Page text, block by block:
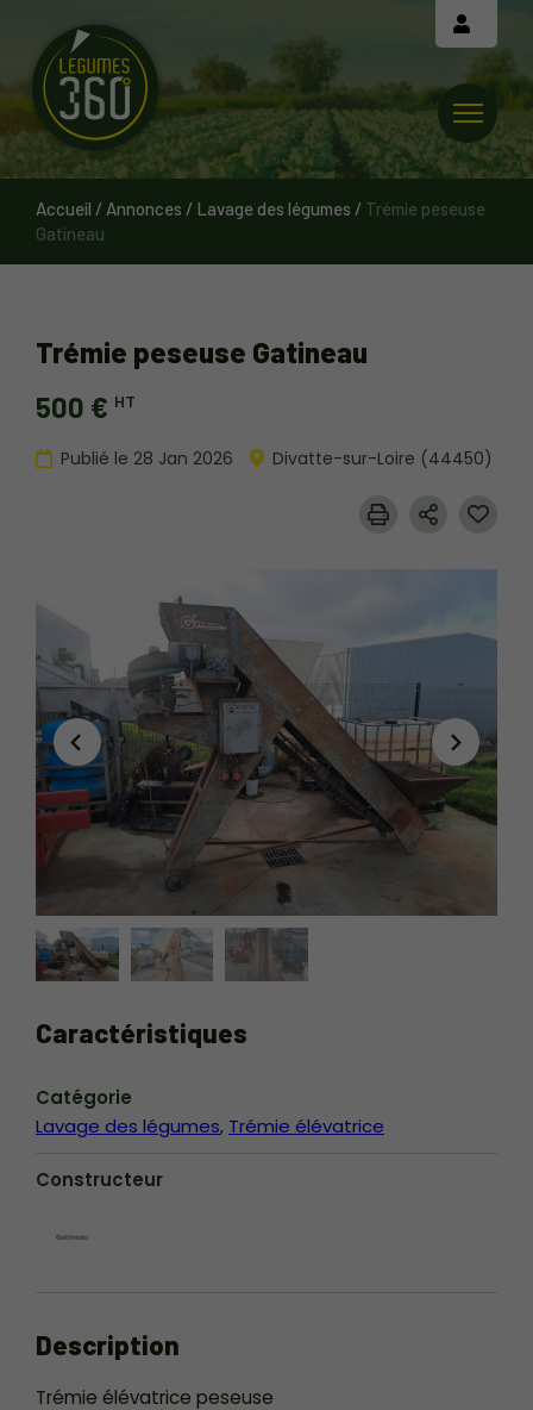
Accueil / Annonces / Lavage des légumes / Trémie peseuse
Gatineau
Trémie peseuse Gatineau
500 € HT
Publié le 28 Jan 2026 Divatte-sur-Loire (44450)
Caractéristiques
Catégorie
Lavage des légumes Trémie élévatrice
Constructeur
Description
Trémie élévatrice peseuse